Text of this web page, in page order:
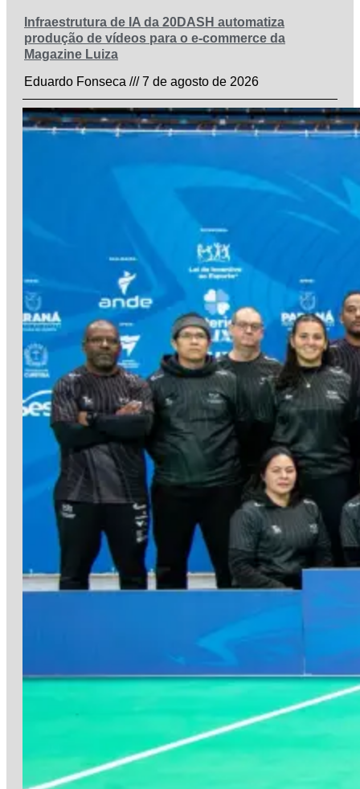
Infraestrutura de IA da 20DASH automatiza
produção de vídeos para o e-commerce da
Magazine Luiza
Eduardo Fonseca
7 de agosto de 2026